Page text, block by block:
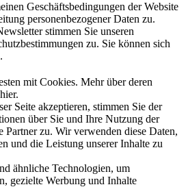
Geschäftsbedingungen der Website
personenbezogener Daten zu.
stimmen Sie unseren
zu. Sie können sich
mit Cookies. Mehr über deren
Seite akzeptieren, stimmen Sie der
über Sie und Ihre Nutzung der
Partner zu. Wir verwenden diese Daten,
und die Leistung unserer Inhalte zu
ähnliche Technologien, um
gezielte Werbung und Inhalte